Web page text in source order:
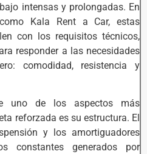
intensas y prolongadas. En
Kala Rent a Car, estas
con los requisitos técnicos,
responder a las necesidades
comodidad, resistencia y
uno de los aspectos más
reforzada es su estructura. El
y los amortiguadores
constantes generados por